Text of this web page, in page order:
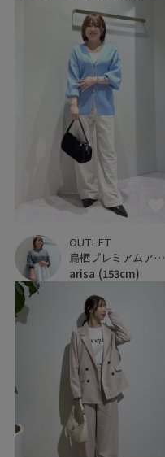
OUTLET
鳥栖プレミアムアウトレット
arisa (153cm)